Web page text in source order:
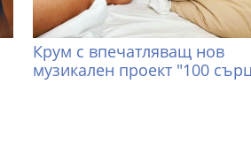
Крум с впечатляващ нов
музикален проект "100